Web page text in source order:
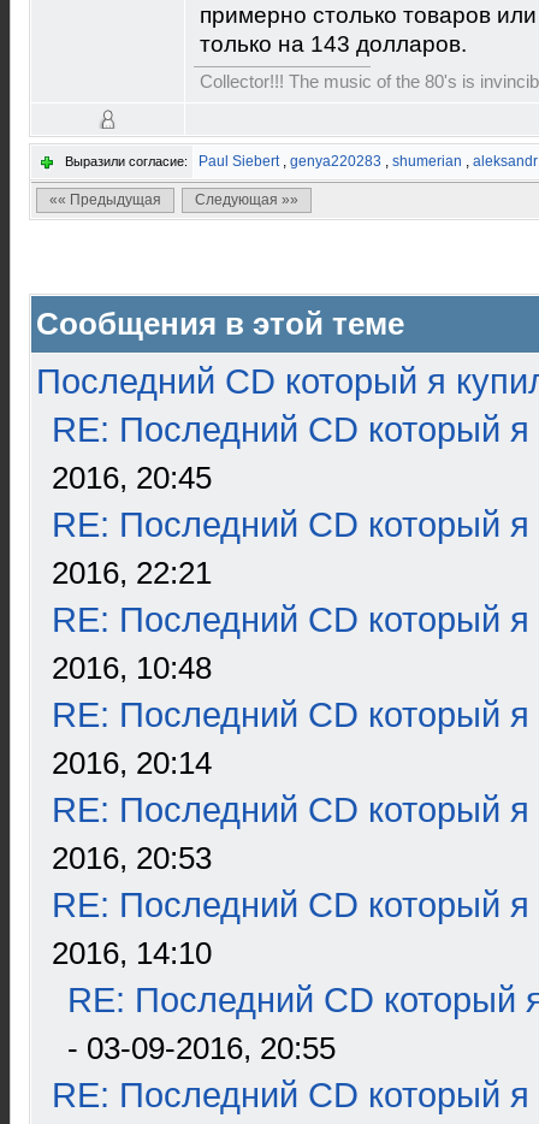
примерно столько товаров или
только на 143 долларов.
Collector!!! The music of the 80's is
Выразили согласие: Paul Siebert, genya220283 , shumerian ,
«« Предыдущая Следующая »»
Сообщения в этой теме
Последний CD который я
RE: Последний CD который я
2016, 20:45
RE: Последний CD который я
2016, 22:21
RE: Последний CD который я
2016, 10:48
RE: Последний CD который я
2016, 20:14
RE: Последний CD который я
2016, 20:53
RE: Последний CD который я
2016, 14:10
RE: Последний CD который
- 03-09-2016, 20:55
RE: Последний CD который я